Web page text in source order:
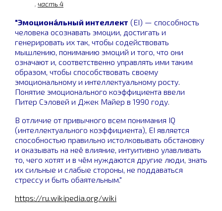
, часть 4
"Эмоциона́льный интеллект (EI) — способность
человека осознавать эмоции, достигать и
генерировать их так, чтобы содействовать
мышлению, пониманию эмоций и того, что они
означают и, соответственно управлять ими таким
образом, чтобы способствовать своему
эмоциональному и интеллектуальному росту.
Понятие эмоционального коэффициента ввели
Питер Сэловей и Джек Майер в 1990 году.
В отличие от привычного всем понимания IQ
(интеллектуального коэффициента), EI является
способностью правильно истолковывать обстановку
и оказывать на неё влияние, интуитивно улавливать
то, чего хотят и в чём нуждаются другие люди, знать
их сильные и слабые стороны, не поддаваться
стрессу и быть обаятельным."
https://ru.wikipedia.org/wiki